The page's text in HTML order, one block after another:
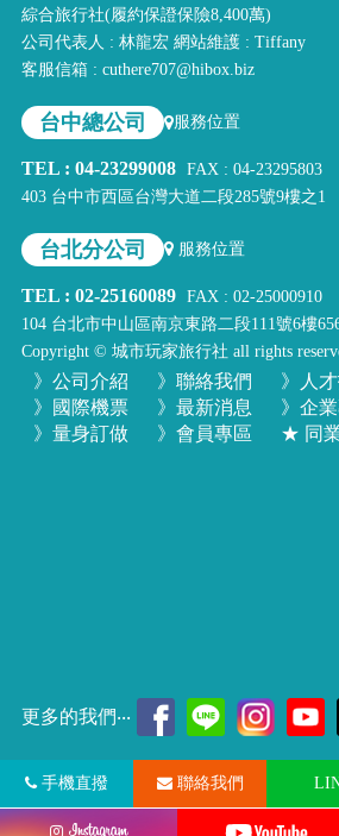
綜合旅行社(履約保證保險8,400萬)
公司代表人 : 林龍宏 網站維護 : Tiffany
客服信箱 : cuthere707@hibox.biz
台中總公司 服務位置
TEL : 04-23299008
FAX : 04-23295803
403 台中市西區台灣大道二段285號9樓之1
台北分公司 服務位置
TEL : 02-25160089
FAX : 02-25000910
104 台北市中山區南京東路二段111號6樓
Copyright © 城市玩家旅行社 all rights
》公司介紹 》聯絡我們
》人
》國際機票
》最新消息
》企
》量身訂做
》會員專區 ★ 同
更多的我們‧‧‧
手機直撥 聯絡我們